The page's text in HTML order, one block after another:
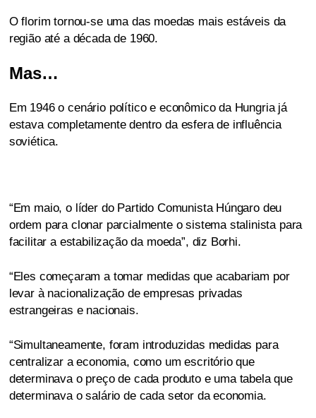
O florim tornou-se uma das moedas mais estáveis ​​da
região até a década de 1960.
Mas…
Em 1946 o cenário político e econômico da Hungria já
estava completamente dentro da esfera de influência
soviética.
“Em maio, o líder do Partido Comunista Húngaro deu
ordem para clonar parcialmente o sistema stalinista para
facilitar a estabilização da moeda”, diz Borhi.
“Eles começaram a tomar medidas que acabariam por
levar à nacionalização de empresas privadas
estrangeiras e nacionais.
“Simultaneamente, foram introduzidas medidas para
centralizar a economia, como um escritório que
determinava o preço de cada produto e uma tabela que
determinava o salário de cada setor da economia.